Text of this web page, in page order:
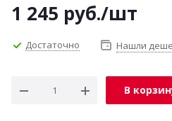
1 245 руб./шт
Достаточно Нашли
В